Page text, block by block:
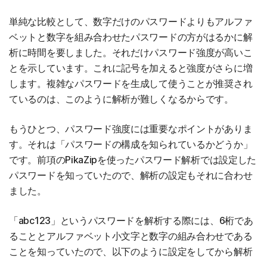
単純な比較として、数字だけのパスワードよりもアルファ
ベットと数字を組み合わせたパスワードの方がはるかに解
析に時間を要しました。それだけパスワード強度が高いこ
とを示しています。これに記号を加えると強度がさらに増
します。複雑なパスワードを生成して使うことが推奨され
ているのは、このように解析が難しくなるからです。
もうひとつ、パスワード強度には重要なポイントがありま
す。それは「パスワードの構成を知られているかどうか」
です。前項のPikaZipを使ったパスワード解析では設定した
パスワードを知っていたので、解析の設定もそれに合わせ
ました。
「abc123」というパスワードを解析する際には、6桁であ
ることとアルファベット小文字と数字の組み合わせである
ことを知っていたので、以下のように設定をしてから解析